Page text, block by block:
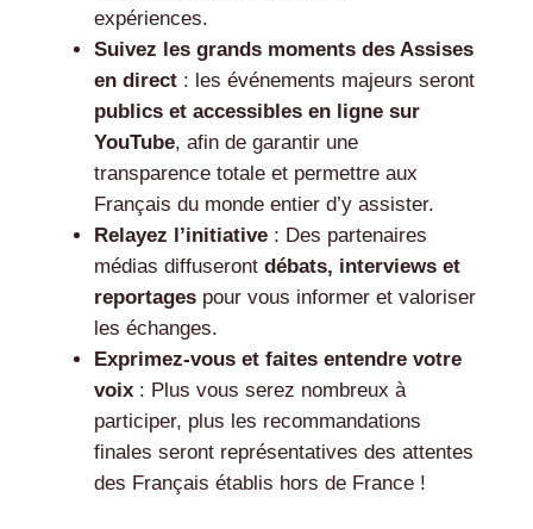
expériences.
Suivez les grands moments des Assises
en direct : les événements majeurs seront
publics et accessibles en ligne sur
YouTube, afin de garantir une
transparence totale et permettre aux
Français du monde entier d’y assister.
Relayez l’initiative : Des partenaires
médias diffuseront débats, interviews et
reportages pour vous informer et valoriser
les échanges.
Exprimez-vous et faites entendre votre
voix : Plus vous serez nombreux à
participer, plus les recommandations
finales seront représentatives des attentes
des Français établis hors de France !